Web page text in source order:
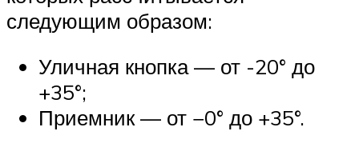
следующим образом:
Уличная кнопка — от -20° до
+35°;
Приемник — от −0° до +35°.